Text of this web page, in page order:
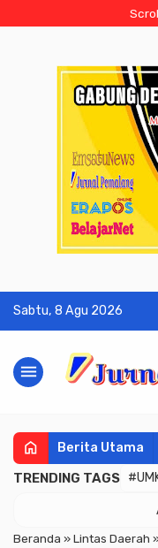
Sabtu, 8 Agu 2026
menu
home Berita Utama
TRENDING TAGS
Beranda »Lintas Daerah